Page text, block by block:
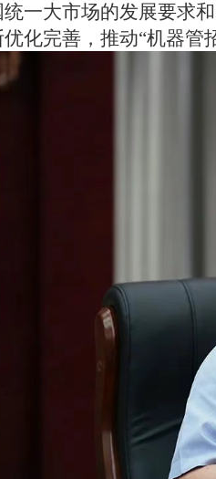
一大市场的发展要求
化完善 ， 推动“机器管